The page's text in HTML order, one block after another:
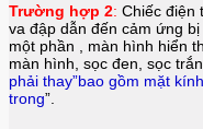
Trường hợp 2: Chiếc điện
va đập dẫn đến cảm ứng
một phần , màn hình hiển
màn hình, sọc đen, sọc
phải thay”bao gồm mặt
trong”.